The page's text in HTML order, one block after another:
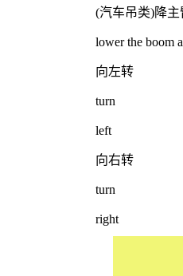
(汽车吊类)降
lower the boom
向左转
turn
left
向右转
turn
right